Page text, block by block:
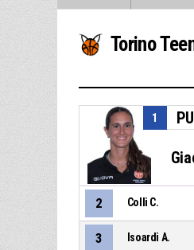
Torino
1
2 Colli C.
3 Isoardi A.